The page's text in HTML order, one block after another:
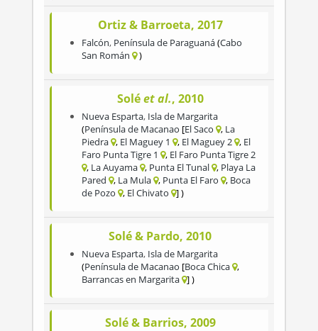
Ortiz & Barroeta, 2017
Falcón, Península de Paraguaná Cabo
San Román
Soléet al., 2010
Nueva Esparta, Isla de Margarita
Península de Macanao El Saco
La
Piedra
El Maguey 1 El Maguey 2
El
Faro Punta Tigre 1
El Faro Punta Tigre 2
La Auyama
Punta El Tunal
Playa La
Pared
La Mula Punta El Faro
Boca
de Pozo
El Chivato
Solé & Pardo, 2010
Nueva Esparta, Isla de Margarita
Península de Macanao Boca Chica
Barrancas en Margarita
Solé & Barrios, 2009